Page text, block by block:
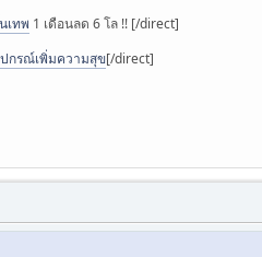
เทพ 1 เดือนลด 6 โล !! [/direct]
กรณ์เพิ่มความสุข[/direct]